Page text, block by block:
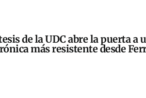
de la UDC abre la puerta a
más resistente desde